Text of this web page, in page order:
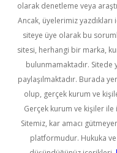
olarak denetleme veya
Ancak, üyelerimiz
siteye üye olarak bu
sitesi, herhangi bir marka,
bulunmamaktadır. Sitede
paylaşılmaktadır. Burada
olup, gerçek kurum ve
Gerçek kurum ve kişiler
Sitemiz, kar amacı
platformudur. Hukuka